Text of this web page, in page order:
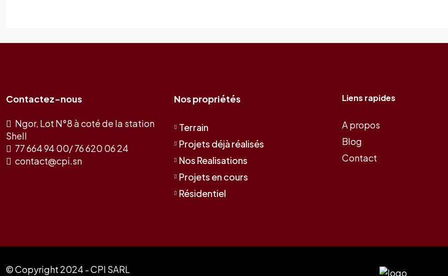
Contactez-nous
Ngor, Lot N°8 à coté de la station
Shell
77 664 94 00/ 76 620 06 24
contact@cpi.sn
Nos propriétés
Terrain
Projets déjà réalisés
Nos Realisations
Projets en cours
Résidentiel
Liens rapides
A propos
Blog
Contact
© Copyright 2024 - CPI SARL